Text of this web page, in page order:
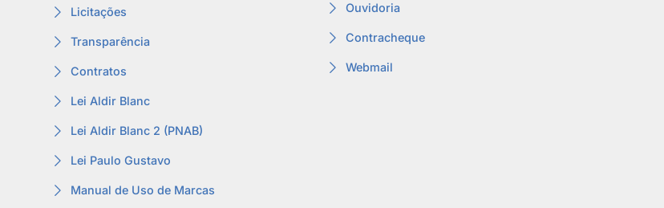
Licitações
Transparência
Contratos
Lei Aldir Blanc
Lei Aldir Blanc 2 (PNAB)
Lei Paulo Gustavo
Manual de Uso de Marcas
Ouvidoria
Contracheque
Webmail